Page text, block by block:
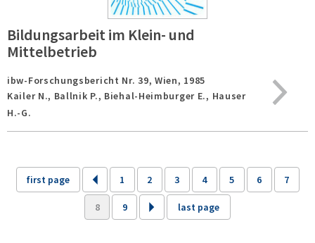
Bildungsarbeit im Klein- und
Mittelbetrieb
ibw-Forschungsbericht Nr. 39, Wien, 1985
Kailer N., Ballnik P., Biehal-Heimburger E., Hauser
H.-G.
first page 1 2 3 4 5 6 7
8 9 last page